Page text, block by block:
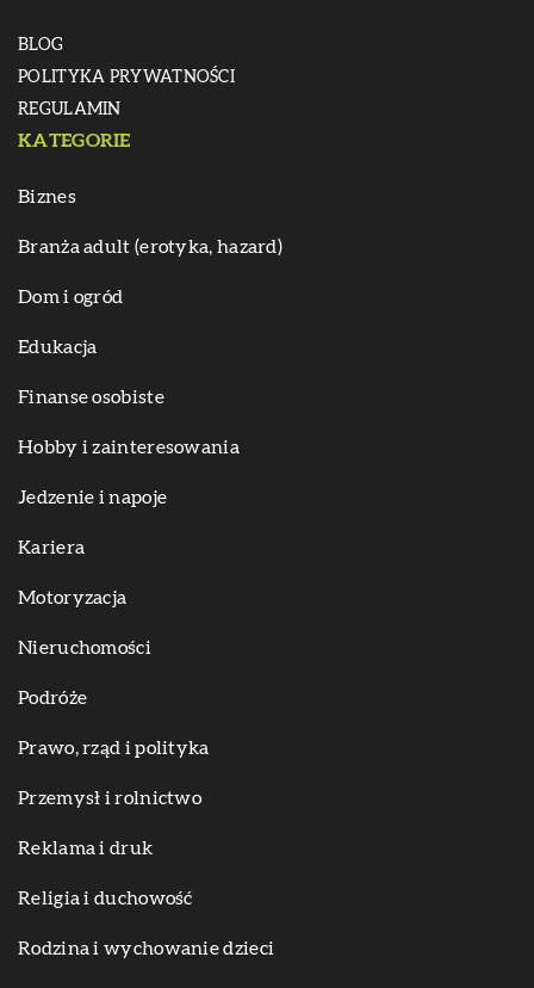
BLOG
POLITYKA PRYWATNOŚCI
REGULAMIN
KATEGORIE
Biznes
Branża adult (erotyka, hazard)
Dom i ogród
Edukacja
Finanse osobiste
Hobby i zainteresowania
Jedzenie i napoje
Kariera
Motoryzacja
Nieruchomości
Podróże
Prawo, rząd i polityka
Przemysł i rolnictwo
Reklama i druk
Religia i duchowość
Rodzina i wychowanie dzieci